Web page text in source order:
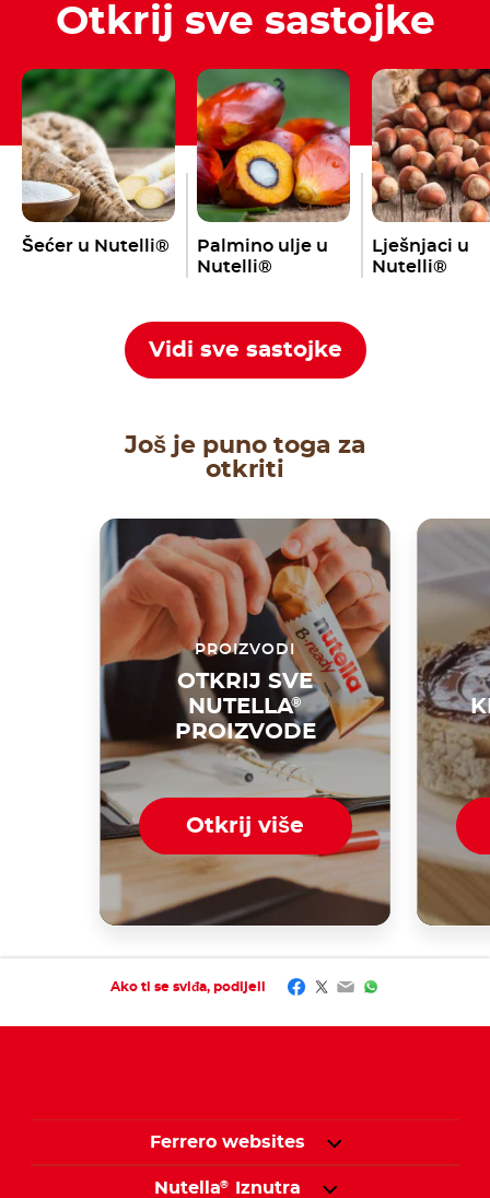
Otkrij sve sastojke
Šećer u Nutelli®
Palmino ulje u
Nutelli®
Lješnjaci u
Nutelli®
Vidi sve sastojke
Još je puno toga za
otkriti
PROIZVODI
OTKRIJ SVE
NUTELLA®
PROIZVODE
Otkrij više
Ako ti se sviđa, podijeli Facebook
Twitter
EmailWhatsApp
Ferrero websites
Nutella® Iznutra